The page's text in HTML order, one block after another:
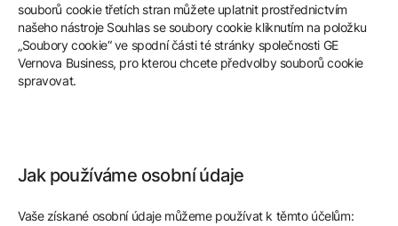
souborů cookie třetích stran můžete uplatnit prostřednictvím
našeho nástroje Souhlas se soubory cookie kliknutím na položku
„Soubory cookie“ ve spodní části té stránky společnosti GE
Vernova Business, pro kterou chcete předvolby souborů cookie
spravovat.
Jak používáme osobní údaje
Vaše získané osobní údaje můžeme používat k těmto účelům: